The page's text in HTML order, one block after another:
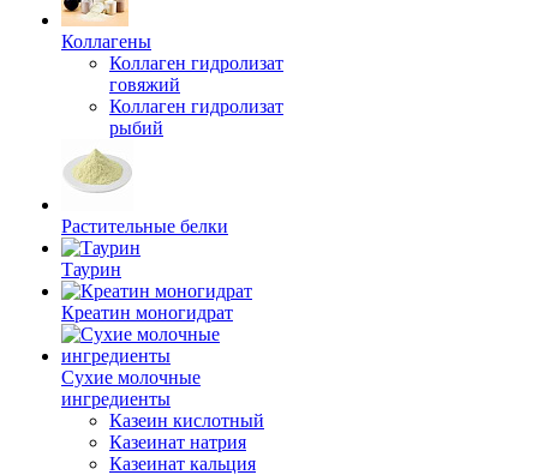
Коллагены
Коллаген гидролизат
говяжий
Коллаген гидролизат
рыбий
Растительные белки
Таурин
Креатин моногидрат
Сухие молочные
ингредиенты
Казеин кислотный
Казеинат натрия
Казеинат кальция